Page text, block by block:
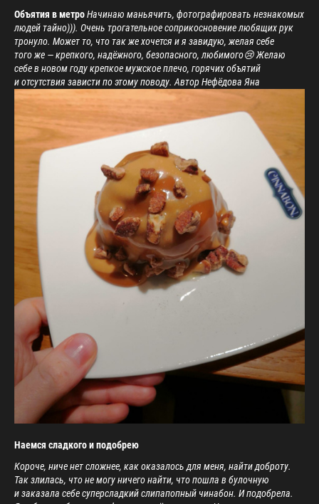
Объятия в метроНачинаю маньячить, фотографировать незнакомых
людей тайно))). Очень трогательное соприкосновение любящих рук
тронуло. Может то, что так же хочется и я завидую, желая себе
того же — крепкого, надёжного, безопасного, любимого😢 Желаю
себе в новом году крепкое мужское плечо, горячих объятий
и отсутствия зависти по этому поводу. Автор Нефёдова Яна
Наемся сладкого и подобрею
Короче, ниче нет сложнее, как оказалось для меня, найти доброту.
Так злилась, что не могу ничего найти, что пошла в булочную
и заказала себе суперсладкий слипапопный чинабон. И подобрела.